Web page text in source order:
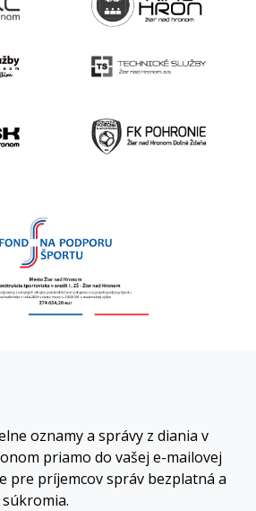
oznamy a správy z diania v
priamo do vašej e-mailovej
pre príjemcov správ bezplatná a